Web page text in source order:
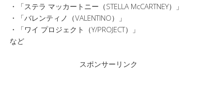
・「ステラ マッカートニー（STELLA McCARTNEY）」
・「バレンティノ（VALENTINO）」
・「ワイ プロジェクト（Y/PROJECT）」
など
スポンサーリンク